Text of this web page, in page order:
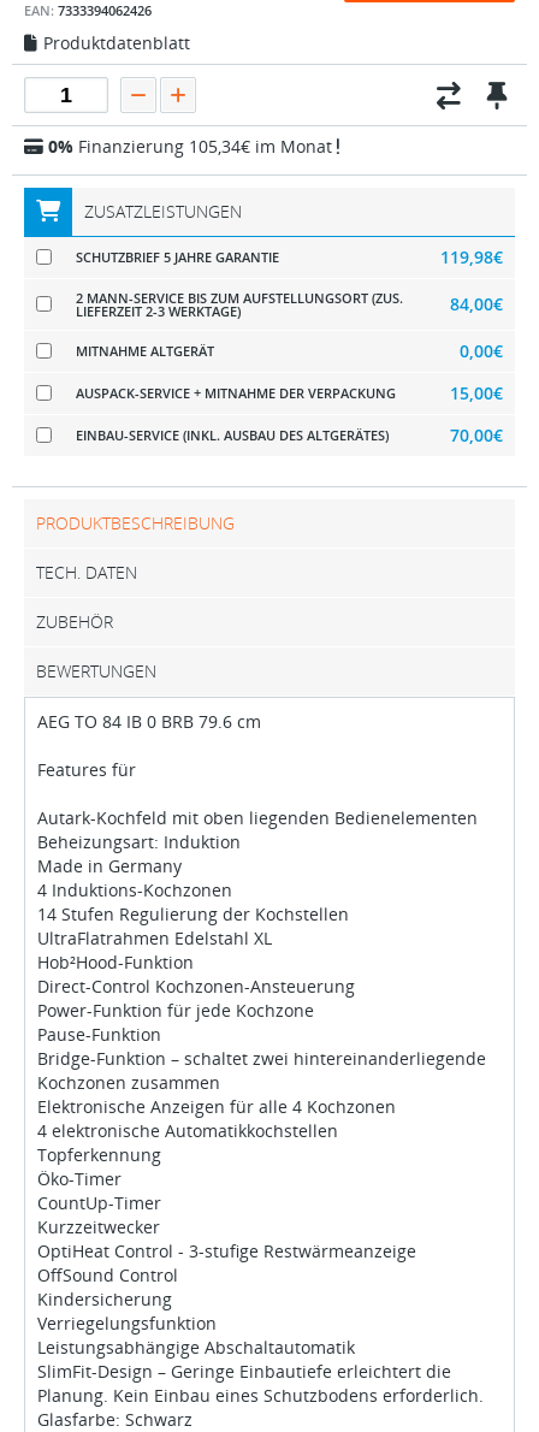
EAN: 7333394062426
Produktdatenblatt
0% Finanzierung 105,34€ im Monat
ZUSATZLEISTUNGEN
SCHUTZBRIEF 5 JAHRE GARANTIE 119,98€
2 MANN-SERVICE BIS ZUM AUFSTELLUNGSORT (ZUS.
LIEFERZEIT 2-3 WERKTAGE) 84,00€
MITNAHME ALTGERÄT 0,00€
AUSPACK-SERVICE + MITNAHME DER VERPACKUNG 15,00€
EINBAU-SERVICE (INKL. AUSBAU DES ALTGERÄTES) 70,00€
PRODUKTBESCHREIBUNG
TECH. DATEN
ZUBEHÖR
BEWERTUNGEN
AEG TO 84 IB 0 BRB 79.6 cm
Features für
Autark-Kochfeld mit oben liegenden Bedienelementen
Beheizungsart: Induktion
Made in Germany
4 Induktions-Kochzonen
14 Stufen Regulierung der Kochstellen
UltraFlatrahmen Edelstahl XL
Hob²Hood-Funktion
Direct-Control Kochzonen-Ansteuerung
Power-Funktion für jede Kochzone
Pause-Funktion
Bridge-Funktion – schaltet zwei hintereinanderliegende
Kochzonen zusammen
Elektronische Anzeigen für alle 4 Kochzonen
4 elektronische Automatikkochstellen
Topferkennung
Öko-Timer
CountUp-Timer
Kurzzeitwecker
OptiHeat Control - 3-stufige Restwärmeanzeige
OffSound Control
Kindersicherung
Verriegelungsfunktion
Leistungsabhängige Abschaltautomatik
SlimFit-Design – Geringe Einbautiefe erleichtert die
Planung. Kein Einbau eines Schutzbodens erforderlich.
Glasfarbe: Schwarz